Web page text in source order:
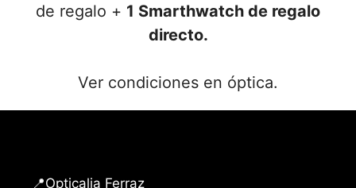
de regalo + 1 Smarthwatch de regalo
directo.
Ver condiciones en óptica.
📍Opticalia Ferraz